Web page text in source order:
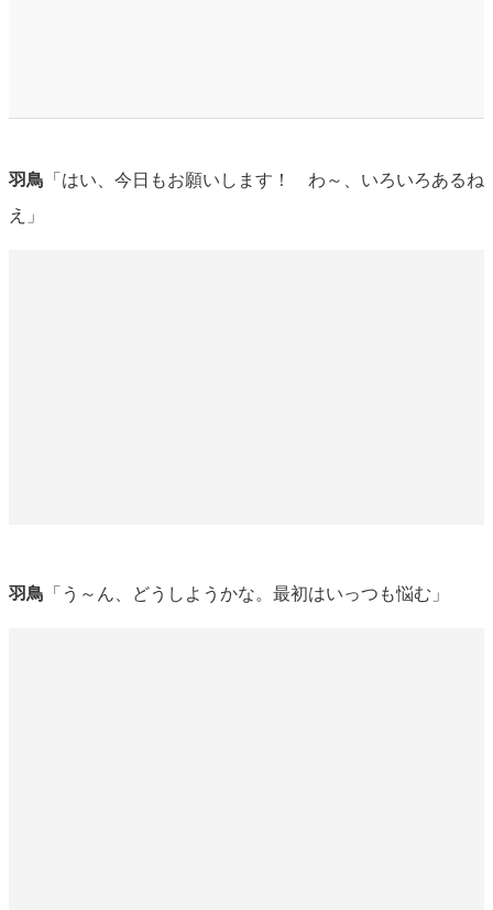
羽鳥 「はい、今日もお願いします！ わ～、いろいろあるね
え」
羽鳥 「う～ん、どうしようかな。最初はいっつも悩む」